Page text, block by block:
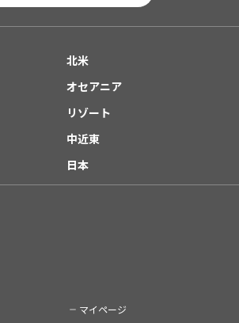
北米
オセアニア
リゾート
中近東
日本
マイページ